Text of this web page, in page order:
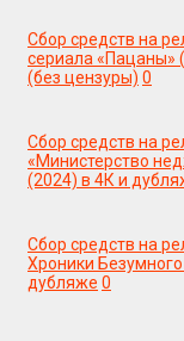
Сбор средств на
сериала «Пацаны»
(без цензуры) 0
Сбор средств на
«Министерство
(2024) в 4К и
Сбор средств на
Хроники
дубляже 0